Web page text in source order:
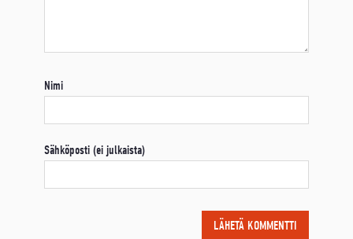
Nimi
Sähköposti (ei julkaista)